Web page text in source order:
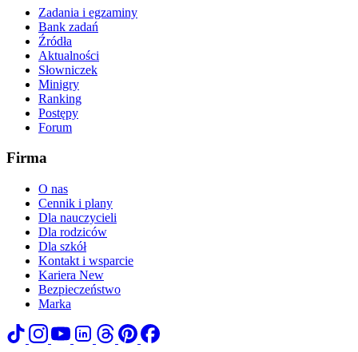
Zadania i egzaminy
Bank zadań
Źródła
Aktualności
Słowniczek
Minigry
Ranking
Postępy
Forum
Firma
O nas
Cennik i plany
Dla nauczycieli
Dla rodziców
Dla szkół
Kontakt i wsparcie
Kariera New
Bezpieczeństwo
Marka